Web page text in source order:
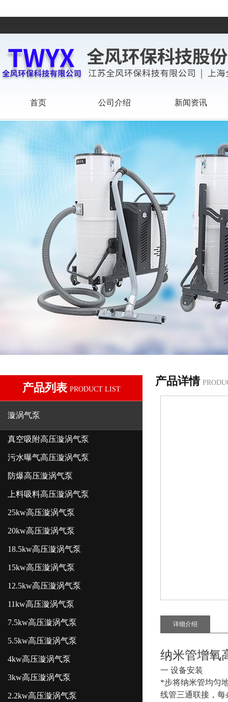
首页 公司介绍 新闻资讯
产品列表 PRODUCT LIST
漩涡气泵
真空吸附高压漩涡气泵
污水曝气高压漩涡气泵
防爆高压漩涡气泵
上料吸料高压漩涡气泵
25kw高压漩涡气泵
20kw高压漩涡气泵
18.5kw高压漩涡气泵
15kw高压漩涡气泵
12.5kw高压漩涡气泵
11kw高压漩涡气泵
7.5kw高压漩涡气泵
5.5kw高压漩涡气泵
4kw高压漩涡气泵
3kw高压漩涡气泵
2.2kw高压漩涡气泵
产品详情
详细介绍
纳米管增氧
一 设备安装
*步将纳米管均匀
线管三通联接，